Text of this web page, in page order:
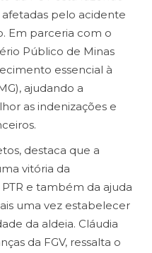
afetadas pelo acidente
Em parceria com o
Público de Minas
essencial à
ajudando a
as indenizações e
destaca que a
vitória da
e também da ajuda
uma vez estabelecer
da aldeia. Cláudia
da FGV, ressalta o